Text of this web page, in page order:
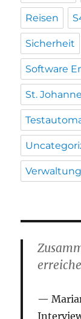
Reisen
Sicherheit
Software
St.
Verwaltung